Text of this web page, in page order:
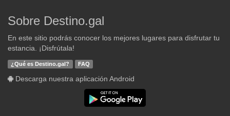
Sobre Destino.gal
En este sitio podrás conocer los mejores lugares para disfrutar tu
estancia. ¡Disfrútala!
¿Qué es Destino.gal? FAQ
Descarga nuestra aplicación Android